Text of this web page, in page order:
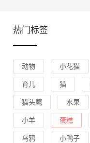
热门标签
动物 小花猫
育儿 猫
猫头鹰 水果
小羊 蛋糕
乌鸦 小鸭子